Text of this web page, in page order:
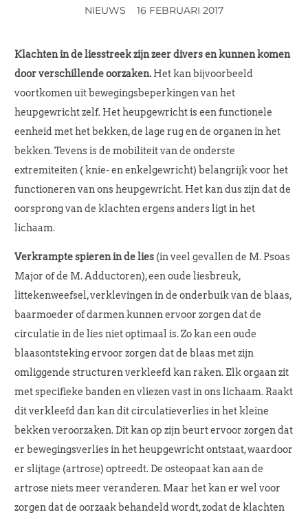
NIEUWS 16 FEBRUARI 2017
Klachten in de liesstreek zijn zeer divers en kunnen komen
door verschillende oorzaken. Het kan bijvoorbeeld
voortkomen uit bewegingsbeperkingen van het
heupgewricht zelf. Het heupgewricht is een functionele
eenheid met het bekken, de lage rug en de organen in het
bekken. Tevens is de mobiliteit van de onderste
extremiteiten ( knie- en enkelgewricht) belangrijk voor het
functioneren van ons heupgewricht. Het kan dus zijn dat de
oorsprong van de klachten ergens anders ligt in het
lichaam.
Verkrampte spieren in de lies (in veel gevallen de M. Psoas
Major of de M. Adductoren), een oude liesbreuk,
littekenweefsel, verklevingen in de onderbuik van de blaas,
baarmoeder of darmen kunnen ervoor zorgen dat de
circulatie in de lies niet optimaal is. Zo kan een oude
blaasontsteking ervoor zorgen dat de blaas met zijn
omliggende structuren verkleefd kan raken. Elk orgaan zit
met specifieke banden en vliezen vast in ons lichaam. Raakt
dit verkleefd dan kan dit circulatieverlies in het kleine
bekken veroorzaken. Dit kan op zijn beurt ervoor zorgen dat
er bewegingsverlies in het heupgewricht ontstaat, waardoor
er slijtage (artrose) optreedt. De osteopaat kan aan de
artrose niets meer veranderen. Maar het kan er wel voor
zorgen dat de oorzaak behandeld wordt, zodat de klachten